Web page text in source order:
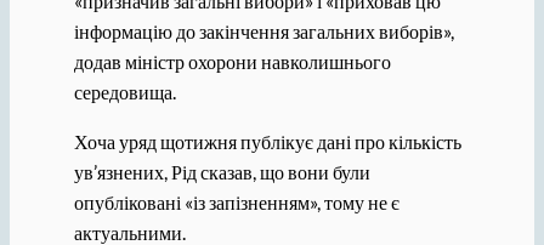
інформацію до закінчення загальних виборів»,
додав міністр охорони навколишнього
середовища.
Хоча уряд щотижня публікує дані про кількість
ув’язнених, Рід сказав, що вони були
опубліковані «із запізненням», тому не є
актуальними.